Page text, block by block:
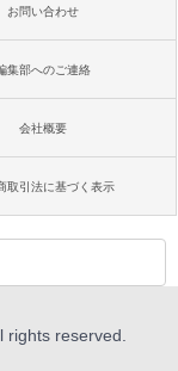
お問い合わせ
集部へのご連絡
会社概要
取引法に基づく表示
rights reserved.